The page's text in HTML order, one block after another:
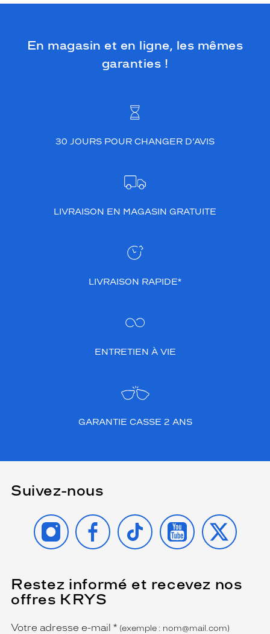
En magasin et en ligne, les mêmes
garanties !
30 JOURS POUR CHANGER D’AVIS
LIVRAISON EN MAGASIN GRATUITE
LIVRAISON RAPIDE*
ENTRETIEN À VIE
GARANTIE CASSE 2 ANS
Suivez-nous
INSTAGRAMFACEBOOK
TIKTOK YOUTUBE
X
Restez informé et recevez nos
offres KRYS
Name
Votre adresse e-mail *
(Ce
champ
est
obligatoire)
(exemple : nom@mail.com)